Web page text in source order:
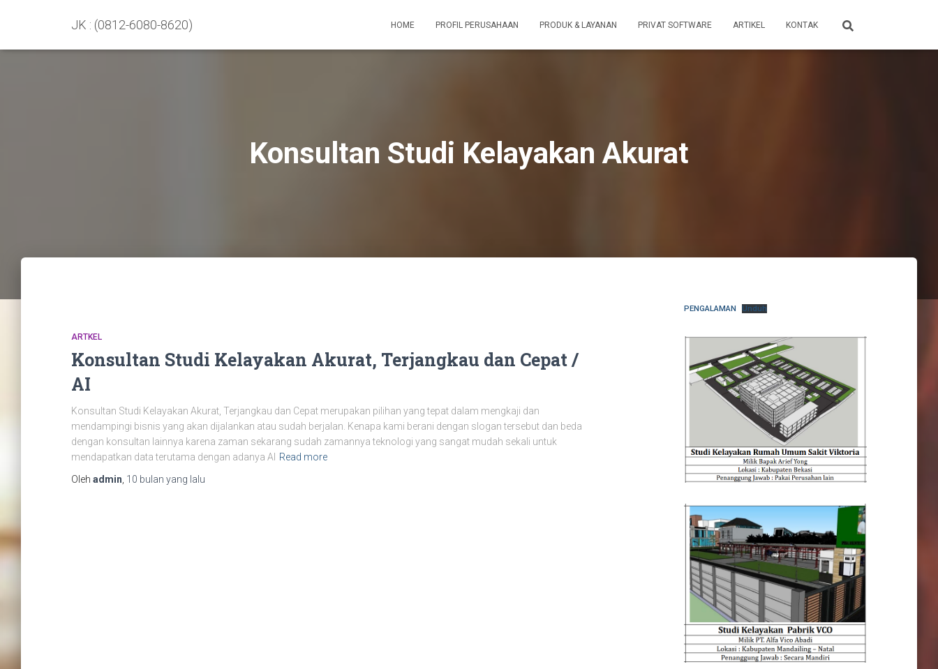
JK : (0812-6080-8620) HOME PROFIL PERUSAHAAN PRODUK & LAYANAN PRIVAT SOFTWARE ARTIKEL KONTAK
Konsultan Studi Kelayakan Akurat
ARTKEL
Konsultan Studi Kelayakan Akurat, Terjangkau dan Cepat /
AI
Konsultan Studi Kelayakan Akurat, Terjangkau dan Cepat merupakan pilihan yang tepat dalam mengkaji dan
mendampingi bisnis yang akan dijalankan atau sudah berjalan. Kenapa kami berani dengan slogan tersebut dan beda
dengan konsultan lainnya karena zaman sekarang sudah zamannya teknologi yang sangat mudah sekali untuk
mendapatkan data terutama dengan adanya AI
Read more
Oleh admin 10 bulan yang lalu
PENGALAMAN Unduh